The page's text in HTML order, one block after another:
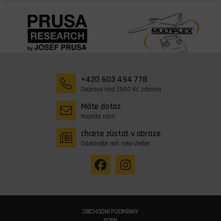
+420 603 494 778
Doprava nad 2500 Kč zdarma
Máte dotaz
Napište nám
chcete zůstat v obraze
Odebírejte náš newsletter
OBCHODNÍ PODMÍNKY